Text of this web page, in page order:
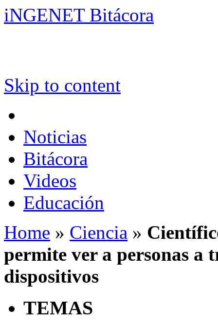
iNGENET Bitácora
Skip to content
Noticias
Bitácora
Videos
Educación
Home » Ciencia »
permite ver a personas a
dispositivos
TEMAS